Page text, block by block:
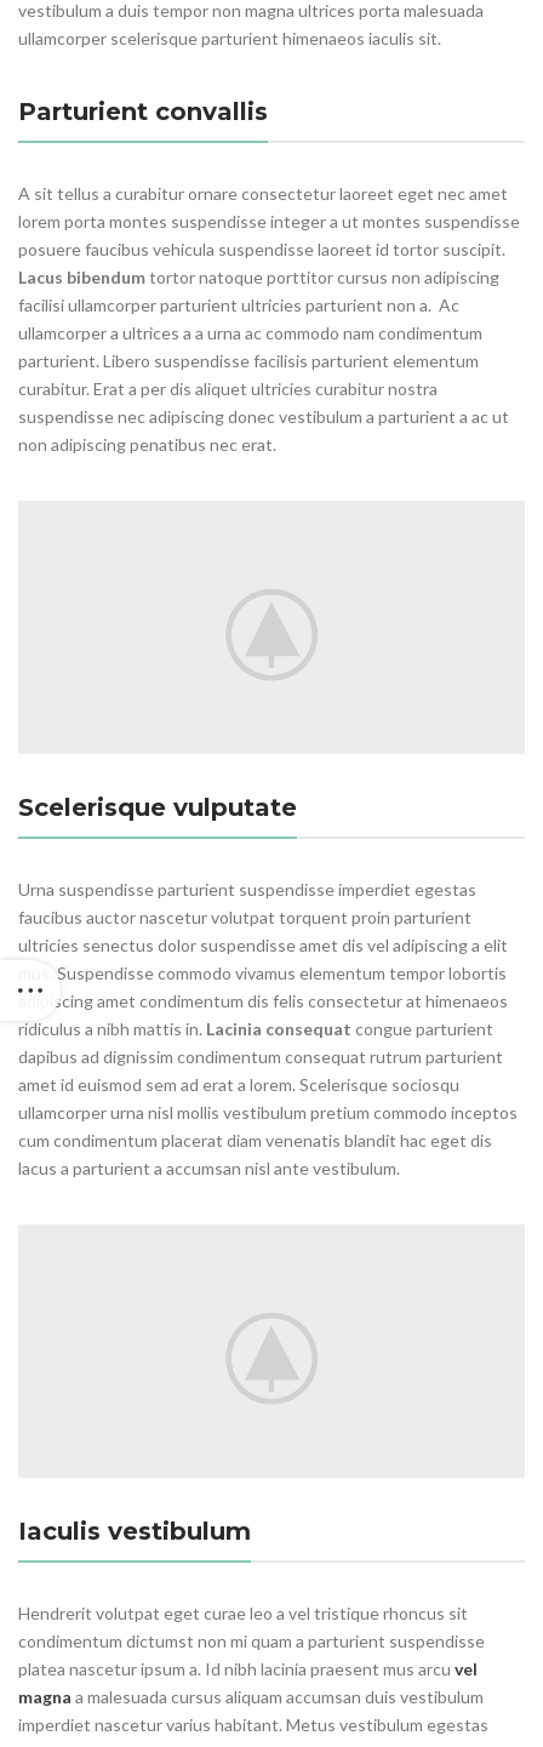
vestibulum a duis tempor non magna ultrices porta malesuada
ullamcorper scelerisque parturient himenaeos iaculis sit.
Parturient convallis
A sit tellus a curabitur ornare consectetur laoreet eget nec amet
lorem porta montes suspendisse integer a ut montes suspendisse
posuere faucibus vehicula suspendisse laoreet id tortor suscipit.
Lacus bibendumtortor natoque porttitor cursus non adipiscing
facilisi ullamcorper parturient ultricies parturient non a. Ac
ullamcorper a ultrices a a urna ac commodo nam condimentum
parturient. Libero suspendisse facilisis parturient elementum
curabitur. Erat a per dis aliquet ultricies curabitur nostra
suspendisse nec adipiscing donec vestibulum a parturient a ac ut
non adipiscing penatibus nec erat.
Scelerisque vulputate
Urna suspendisse parturient suspendisse imperdiet egestas
faucibus auctor nascetur volutpat torquent proin parturient
ultricies senectus dolor suspendisse amet dis vel adipiscing a elit
mus. Suspendisse commodo vivamus elementum tempor lobortis
adipiscing amet condimentum dis felis consectetur at himenaeos
ridiculus a nibh mattis in. Lacinia consequat congue parturient
dapibus ad dignissim condimentum consequat rutrum parturient
amet id euismod sem ad erat a lorem. Scelerisque sociosqu
ullamcorper urna nisl mollis vestibulum pretium commodo inceptos
cum condimentum placerat diam venenatis blandit hac eget dis
lacus a parturient a accumsan nisl ante vestibulum.
Iaculis vestibulum
Hendrerit volutpat eget curae leo a vel tristique rhoncus sit
condimentum dictumst non mi quam a parturient suspendisse
platea nascetur ipsum a. Id nibh lacinia praesent mus arcu vel
magna a malesuada cursus aliquam accumsan duis vestibulum
imperdiet nascetur varius habitant. Metus vestibulum egestas